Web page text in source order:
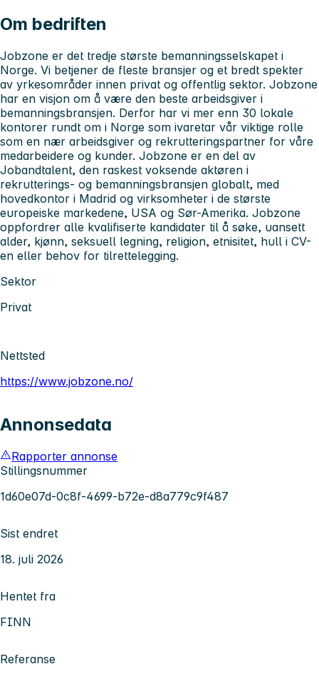
Om bedriften
Jobzone er det tredje største bemanningsselskapet i
Norge. Vi betjener de fleste bransjer og et bredt spekter
av yrkesområder innen privat og offentlig sektor. Jobzone
har en visjon om å være den beste arbeidsgiver i
bemanningsbransjen. Derfor har vi mer enn 30 lokale
kontorer rundt om i Norge som ivaretar vår viktige rolle
som en nær arbeidsgiver og rekrutteringspartner for våre
medarbeidere og kunder. Jobzone er en del av
Jobandtalent, den raskest voksende aktøren i
rekrutterings- og bemanningsbransjen globalt, med
hovedkontor i Madrid og virksomheter i de største
europeiske markedene, USA og Sør-Amerika. Jobzone
oppfordrer alle kvalifiserte kandidater til å søke, uansett
alder, kjønn, seksuell legning, religion, etnisitet, hull i CV-
en eller behov for tilrettelegging.
Sektor
Privat
Nettsted
https://www.jobzone.no/
Annonsedata
Rapporter annonse
Stillingsnummer
1d60e07d-0c8f-4699-b72e-d8a779c9f487
Sist endret
18. juli 2026
Hentet fra
FINN
Referanse